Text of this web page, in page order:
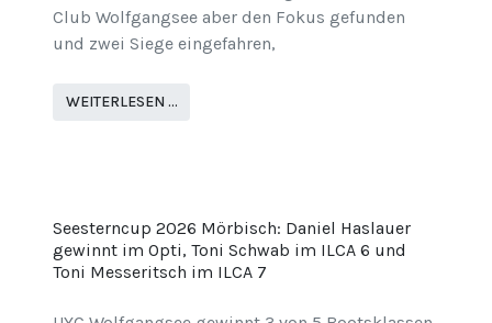
Club Wolfgangsee aber den Fokus gefunden
und zwei Siege eingefahren,
WEITERLESEN …
Seesterncup 2026 Mörbisch: Daniel Haslauer
gewinnt im Opti, Toni Schwab im ILCA 6 und
Toni Messeritsch im ILCA 7